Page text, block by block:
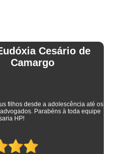
Cesário de
Camargo
filhos desde a adolescência até os
Parabéns à toda equipe
HP!